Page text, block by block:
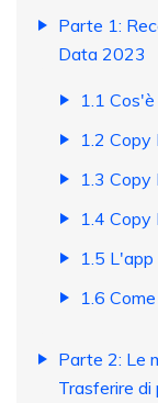
Parte 1:
Data 2023
1.1
1.2
1.3 Copy
1.4
1.5
1.6
Parte 2: Le
Trasferire di